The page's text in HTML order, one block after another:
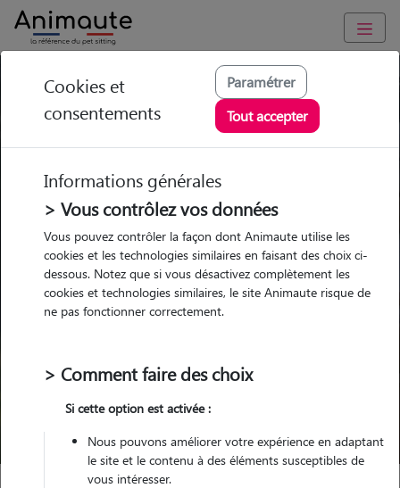
Trouvez votre gardien idéal !
Garde
chez le Pet Sitter
Garde
chez le Pet Sitter Visites
Visites
Pour quel animal ?
Trouver mon Pet Sitter
Cookies et
consentements
Paramétrer
Tout accepter
Informations générales
> Vous contrôlez vos données
Vous pouvez contrôler la façon dont Animaute utilise les
cookies et les technologies similaires en faisant des choix ci-
dessous. Notez que si vous désactivez complètement les
cookies et technologies similaires, le site Animaute risque de
ne pas fonctionner correctement.
> Comment faire des choix
Si cette option est activée :
Nous pouvons améliorer votre expérience en adaptant
le site et le contenu à des éléments susceptibles de
vous intéresser.